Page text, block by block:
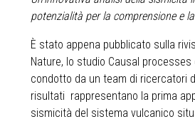
potenzialità per la comprensione e
È stato appena pubblicato sulla
Nature, lo studio Causal
condotto da un team di ricercatori
risultati rappresentano la prima
sismicità del sistema vulcanico